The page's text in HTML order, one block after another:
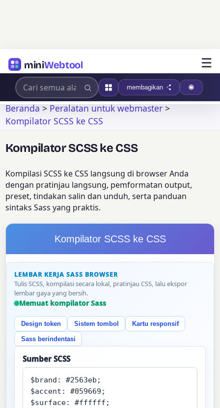
miniWebtool ☰
membagikan
Beranda>Peralatan untuk webmaster>
Kompilator SCSS ke CSS
Kompilator SCSS ke CSS
Kompilasi SCSS ke CSS langsung di browser Anda
dengan pratinjau langsung, pemformatan output,
preset, tindakan salin dan unduh, serta panduan
sintaks Sass yang praktis.
Kompilator SCSS ke CSS
LEMBAR KERJA SASS BROWSER
Tulis SCSS, kompilasi secara lokal, pratinjau CSS, lalu ekspor
lembar gaya yang bersih.
Memuat kompilator Sass
Design token Sistem tombol Kartu responsif
Sass berindentasi
Sumber SCSS